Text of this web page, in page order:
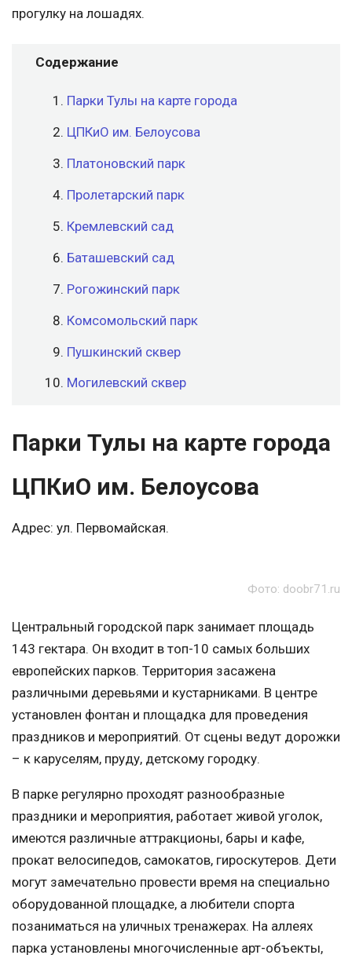
прогулку на лошадях.
Содержание
Парки Тулы на карте города
ЦПКиО им. Белоусова
Платоновский парк
Пролетарский парк
Кремлевский сад
Баташевский сад
Рогожинский парк
Комсомольский парк
Пушкинский сквер
Могилевский сквер
Парки Тулы на карте города
ЦПКиО им. Белоусова
Адрес: ул. Первомайская.
Фото: doobr71.ru
Центральный городской парк занимает площадь
143 гектара. Он входит в топ-10 самых больших
европейских парков. Территория засажена
различными деревьями и кустарниками. В центре
установлен фонтан и площадка для проведения
праздников и мероприятий. От сцены ведут дорожки
– к каруселям, пруду, детскому городку.
В парке регулярно проходят разнообразные
праздники и мероприятия, работает живой уголок,
имеются различные аттракционы, бары и кафе,
прокат велосипедов, самокатов, гироскутеров. Дети
могут замечательно провести время на специально
оборудованной площадке, а любители спорта
позаниматься на уличных тренажерах. На аллеях
парка установлены многочисленные арт-объекты,